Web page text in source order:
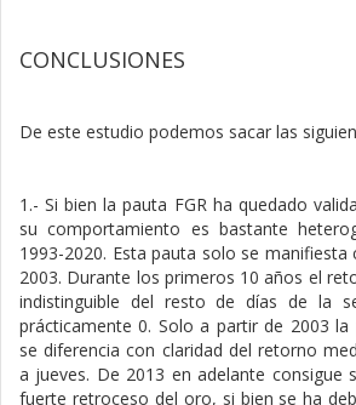
CONCLUSIONES
De este estudio podemos sacar las
1.- Si bien la pauta FGR ha quedado
su comportamiento es bastante
1993-2020. Esta pauta solo se
2003. Durante los primeros 10 años el
indistinguible del resto de días de la
prácticamente 0. Solo a partir de 2003
se diferencia con claridad del retorno
a jueves. De 2013 en adelante consigue
fuerte retroceso del oro, si bien se ha